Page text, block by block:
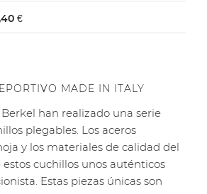
€
MADE IN ITALY
han realizado una serie
plegables. Los aceros
y los materiales de calidad del
cuchillos unos auténticos
Estas piezas únicas son